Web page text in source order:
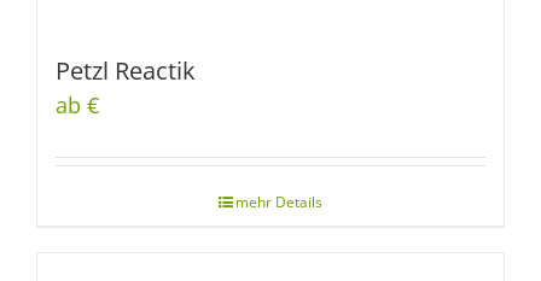
Petzl Reactik
ab €